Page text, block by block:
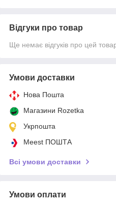
Відгуки про товар
Ще немає відгуків про цей
Умови доставки
Нова Пошта
Магазини Rozetka
Укрпошта
Meest ПОШТА
Всі умови доставки
Умови оплати